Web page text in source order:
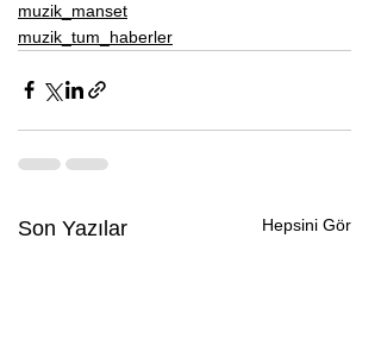
muzik_manset
muzik_tum_haberler
Son Yazılar Hepsini Gör